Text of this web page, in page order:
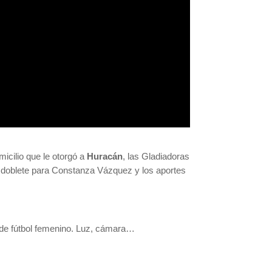
que le otorgó a Huracán, las Gladiadoras
para Constanza Vázquez y los aportes
fútbol femenino. Luz, cámara…